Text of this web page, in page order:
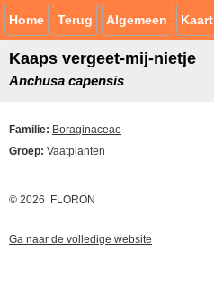
Home Terug Algemeen Kaart
Kaaps vergeet-mij-nietje
Anchusa capensis
Familie: Boraginaceae
Groep: Vaatplanten
© 2026 FLORON
Ga naar de volledige website